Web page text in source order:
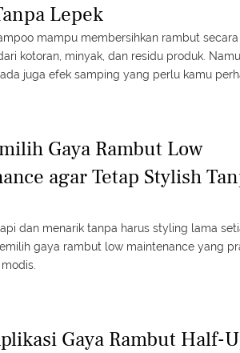
Lepek
mampu membersihkan rambut secara
kotoran, minyak, dan residu produk.
juga efek samping yang perlu kamu
Gaya Rambut Low
agar Tetap Stylish
dan menarik tanpa harus styling lama
gaya rambut low maintenance yang
Gaya Rambut Half-